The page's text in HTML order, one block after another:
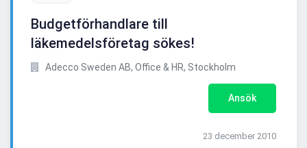
Budgetförhandlare till
läkemedelsföretag sökes!
Adecco Sweden AB, Office & HR, Stockholm
Ansök
23 december 2010